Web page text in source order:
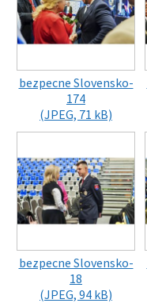
bezpecne Slovensko-
174
(JPEG, 71 kB)
bezpecne Slovensko-
18
(JPEG, 94 kB)